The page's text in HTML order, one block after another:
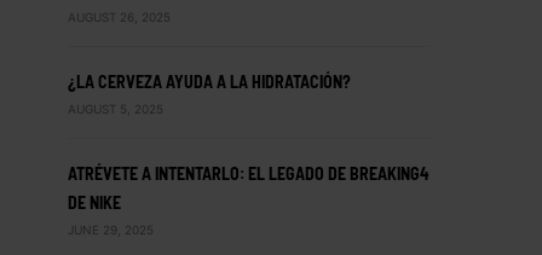
AUGUST 26, 2025
¿LA CERVEZA AYUDA A LA HIDRATACIÓN?
AUGUST 5, 2025
ATRÉVETE A INTENTARLO: EL LEGADO DE BREAKING4
DE NIKE
JUNE 29, 2025